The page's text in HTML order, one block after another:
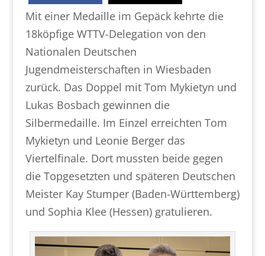
Mit einer Medaille im Gepäck kehrte die
18köpfige WTTV-Delegation von den
Nationalen Deutschen
Jugendmeisterschaften in Wiesbaden
zurück. Das Doppel mit Tom Mykietyn und
Lukas Bosbach gewinnen die
Silbermedaille. Im Einzel erreichten Tom
Mykietyn und Leonie Berger das
Viertelfinale. Dort mussten beide gegen
die Topgesetzten und späteren Deutschen
Meister Kay Stumper (Baden-Württemberg)
und Sophia Klee (Hessen) gratulieren.